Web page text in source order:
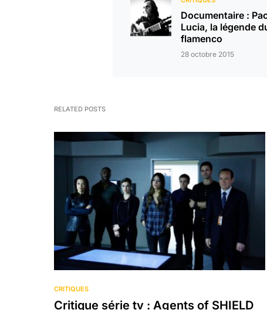
Documentaire :
Lucia, la légende
flamenco
28 octobre 2015
RELATED POSTS
CRITIQUES
Critique série tv : Agents of SHIELD